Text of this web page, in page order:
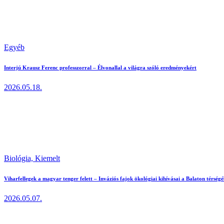
Egyéb
Interjú Krausz Ferenc professzorral – Élvonallal a világra szóló eredményekért
2026.05.18.
Biológia, Kiemelt
Viharfellegek a magyar tenger felett – Inváziós fajok ökológiai kihívásai a Balaton
2026.05.07.